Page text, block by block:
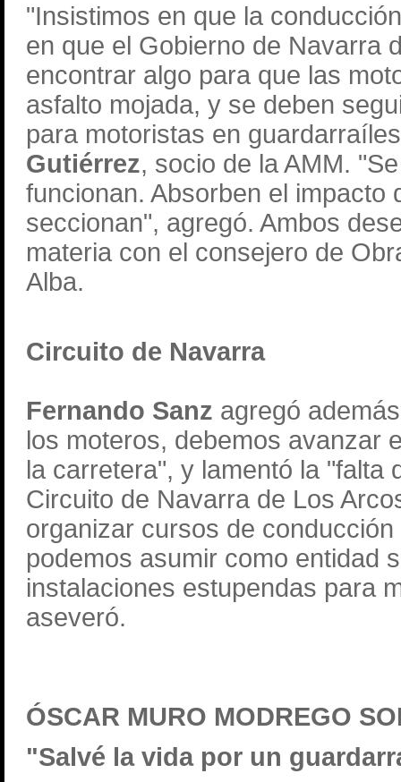
"Insistimos en que la
en que el Gobierno de Navarra
encontrar algo para que las
asfalto mojada, y se deben
para motoristas en
Gutiérrez, socio de la AMM.
funcionan. Absorben el impacto
seccionan", agregó. Ambos
materia con el consejero de
Alba.
Circuito de Navarra
Fernando Sanz agregó
los moteros, debemos avanzar
la carretera", y lamentó la "falta
Circuito de Navarra de Los
organizar cursos de
podemos asumir como entidad
instalaciones estupendas para
aseveró.
ÓSCAR MURO MODREGO
"Salvé la vida por un